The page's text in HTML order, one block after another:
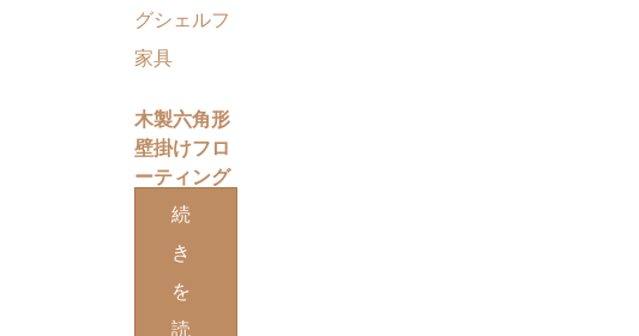
木製六角形
壁掛けフロ
ーティング
シェルフ家
続
き
を
読